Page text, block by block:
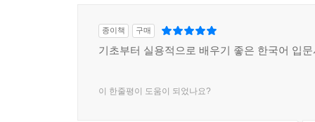
종이책 구매
기초부터 실용적으로 배우기 좋은 한국어 입문
이 한줄평이 도움이 되었나요?